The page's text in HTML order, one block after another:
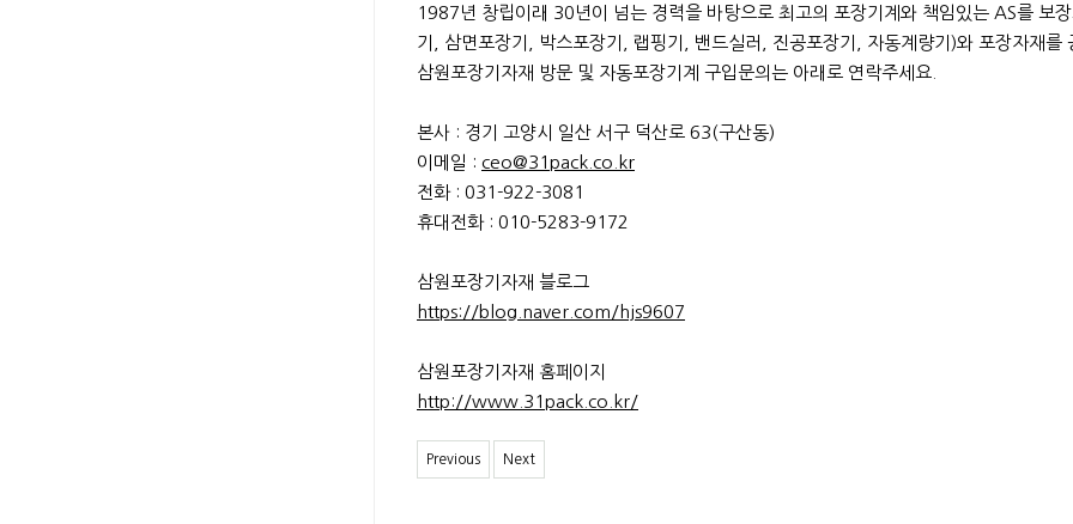
1987년 창립이래 30년이 넘는 경력을 바탕으로 최고의 포장기계와 책임있는 AS를 보
기, 삼면포장기, 박스포장기, 랩핑기, 밴드실러, 진공포장기, 자동계량기)와 포장자재를
삼원포장기자재 방문 및 자동포장기계 구입문의는 아래로 연락주세요.
본사 : 경기 고양시 일산 서구 덕산로 63(구산동)
이메일 : ceo@31pack.co.kr
전화 : 031-922-3081
휴대전화 : 010-5283-9172
삼원포장기자재 블로그
https://blog.naver.com/hjs9607
삼원포장기자재 홈페이지
http://www.31pack.co.kr/
Previous Next